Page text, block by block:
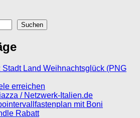
Suchen
Land Weihnachtsglück (PNG
erreichen
/ Netzwerk-Italien.de
mit Boni
Rabatt